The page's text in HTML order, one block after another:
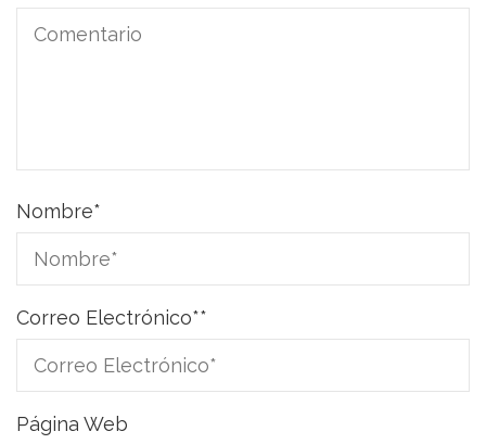
Nombre*
Correo Electrónico**
Página Web